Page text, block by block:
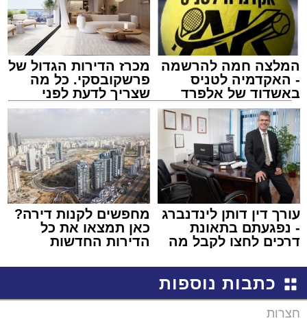
המלצה חמה להרשמה
- האקדמיה לטניס
באשדוד של אלפרד
קריאולנסקי - לילדים
מכרז הדירות הגדול של
פרשקובסקי. כל מה
שצריך לדעת לפני
שמגישים הצעה לדירה
עורך דין דותן לינדנברג
- נפגעתם בתאונת
דרכים לחצו לקבל מה
מחפשים לקנות דירה?
כאן תמצאו את כל
הדירות החדשות
כתבות נוספות
חצרות